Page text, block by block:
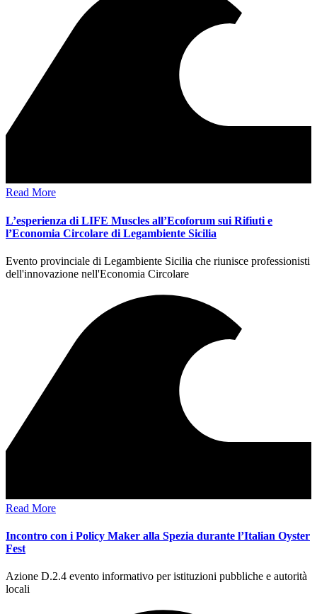
Read More
L’esperienza di LIFE Muscles all’Ecoforum sui Rifiuti e
l’Economia Circolare di Legambiente Sicilia
Evento provinciale di Legambiente Sicilia che riunisce professionisti
dell'innovazione nell'Economia Circolare
Read More
Incontro con i Policy Maker alla Spezia durante l’Italian Oyster
Fest
Azione D.2.4 evento informativo per istituzioni pubbliche e autorità
locali